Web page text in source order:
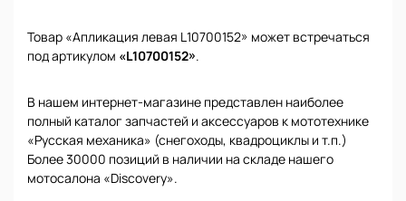
Товар «Апликация левая L10700152» может встречаться
под артикулом «L10700152».
В нашем интернет-магазине представлен наиболее
полный каталог запчастей и аксессуаров к мототехнике
«Русская механика» (снегоходы, квадроциклы и т.п.)
Более 30000 позиций в наличии на складе нашего
мотосалона «Discovery».